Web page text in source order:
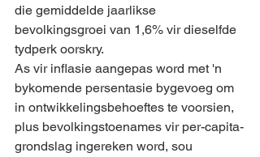
die gemiddelde jaarlikse
bevolkingsgroei van 1,6% vir dieselfde
tydperk oorskry.
As vir inflasie aangepas word met 'n
bykomende persentasie bygevoeg om
in ontwikkelingsbehoeftes te voorsien,
plus bevolkingstoenames vir per-capita-
grondslag ingereken word, sou